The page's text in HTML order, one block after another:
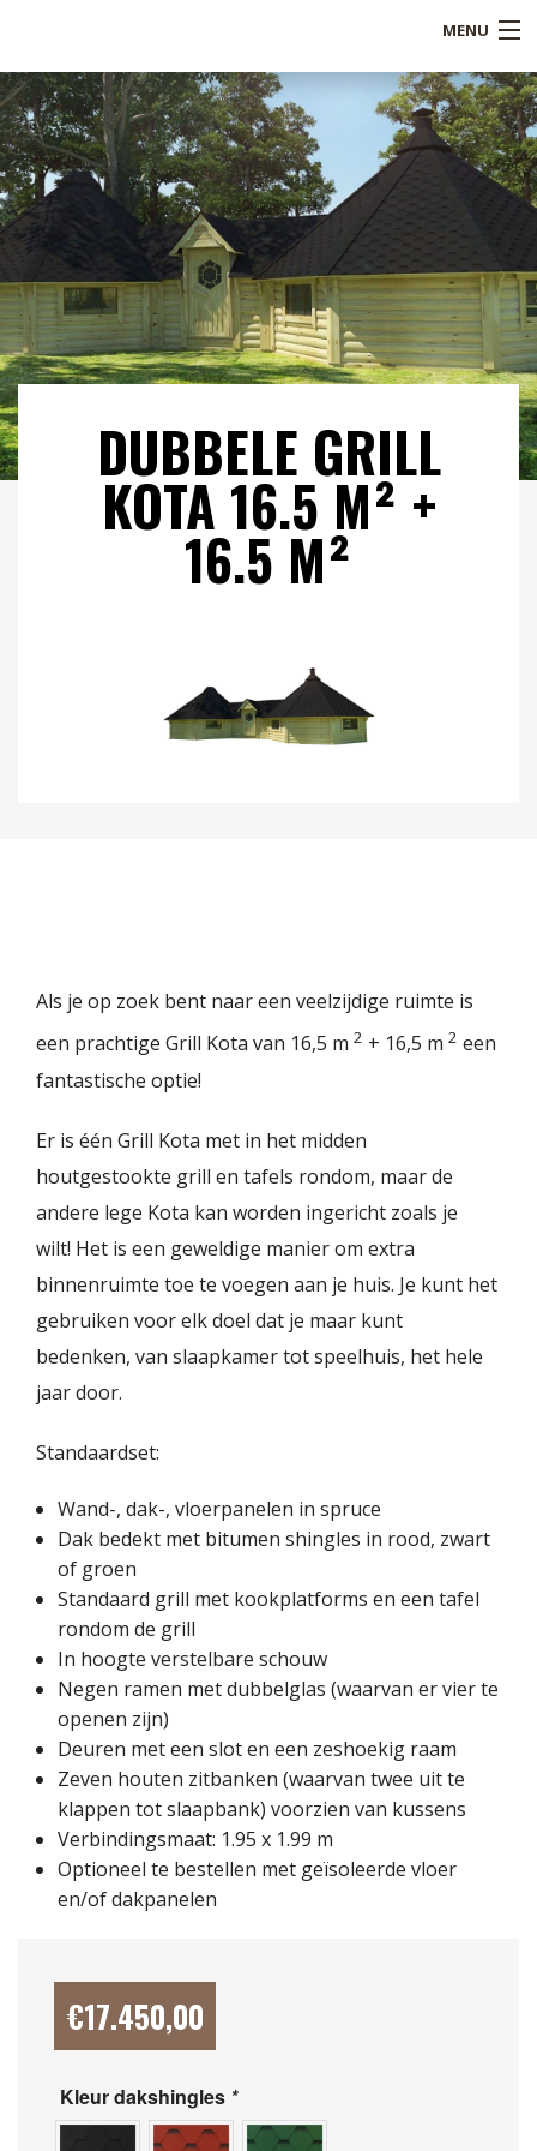
MENU
Shop
Over ons
Referenties
Service
Blogs
B2B
Mijn accountDUBBELE GRILL
KOTA 16.5 M² +
16.5 M²
Als je op zoek bent naar een veelzijdige ruimte is
een prachtige Grill Kota van 16,5 m 2 + 16,5 m 2 een
fantastische optie!
Er is één Grill Kota met in het midden
houtgestookte grill en tafels rondom, maar de
andere lege Kota kan worden ingericht zoals je
wilt! Het is een geweldige manier om extra
binnenruimte toe te voegen aan je huis. Je kunt het
gebruiken voor elk doel dat je maar kunt
bedenken, van slaapkamer tot speelhuis, het hele
jaar door.
Standaardset:
Wand-, dak-, vloerpanelen in spruce
Dak bedekt met bitumen shingles in rood, zwart
of groen
Standaard grill met kookplatforms en een tafel
rondom de grill
In hoogte verstelbare schouw
Negen ramen met dubbelglas (waarvan er vier te
openen zijn)
Deuren met een slot en een zeshoekig raam
Zeven houten zitbanken (waarvan twee uit te
klappen tot slaapbank) voorzien van kussens
Verbindingsmaat: 1.95 x 1.99 m
Optioneel te bestellen met geïsoleerde vloer
en/of dakpanelen
€17.450,00
Kleur dakshingles *